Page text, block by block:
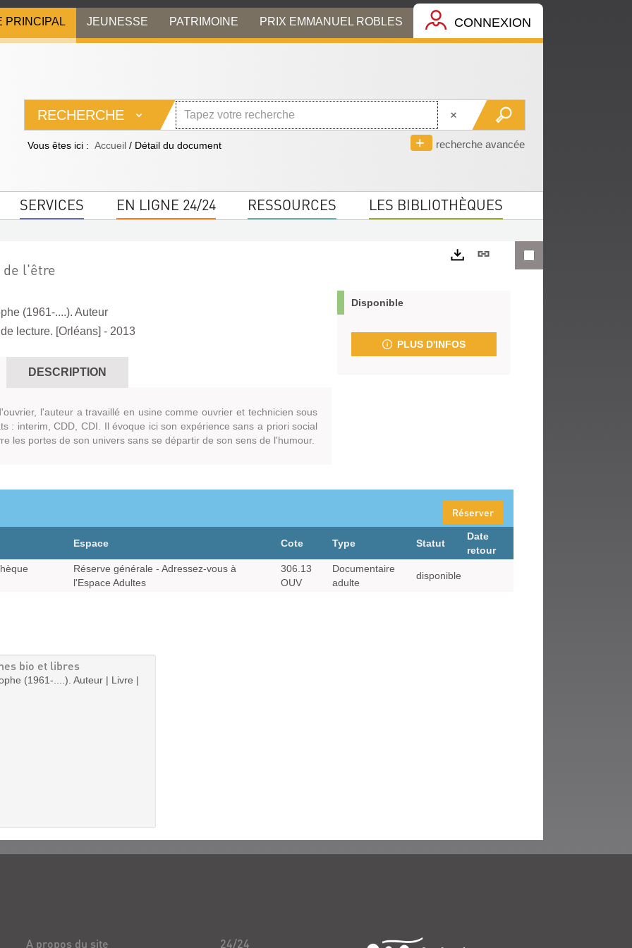
PRINCIPAL JEUNESSE PATRIMOINE PRIX EMMANUEL ROBLES CONNEXION
RECHERCHE
recherche avancée
Vous êtes ici : Accueil / Détail du document
SERVICES EN LIGNE 24/24 RESSOURCES LES BIBLIOTHÈQUES
de l'être
(1961-....). Auteur
lecture. [Orléans] - 2013
DESCRIPTION
l'auteur a travaillé en usine comme ouvrier et technicien sous
: interim, CDD, CDI. Il évoque ici son expérience sans a priori social
les portes de son univers sans se départir de son sens de l'humour.
Lien
Disponible
PLUS D'INFOS
Réserver
Espace Cote Type Statut
Date
retour
Réserve générale - Adressez-vous à
l'Espace Adultes
306.13
OUV
Documentaire
adulte
disponible
bio et libres
(1961-....). Auteur | Livre |
A propos du site 24/24